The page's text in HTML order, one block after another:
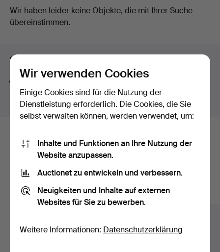
Laufende
Wir haben leider keine Objekte, die mit Ihrer Suche
übereinstimmen.
Suchtipps
Wir suchen automatisch nach Teilen von Begriffen.
Geben Sie z.B.band ein, finden wir auch
Hier sind Objekte aus unserem
Archiv, die mit Ihrer Suche
übereinstimmen.
Alle Objekte anzeigen
Wir verwenden Cookies
Einige Cookies sind für die Nutzung der
Dienstleistung erforderlich. Die Cookies, die Sie
selbst verwalten können, werden verwendet, um:
Inhalte und Funktionen an Ihre Nutzung der
Website anzupassen.
Auctionet zu entwickeln und verbessern.
Neuigkeiten und Inhalte auf externen
Websites für Sie zu bewerben.
Weitere Informationen: Datenschutzerklärung